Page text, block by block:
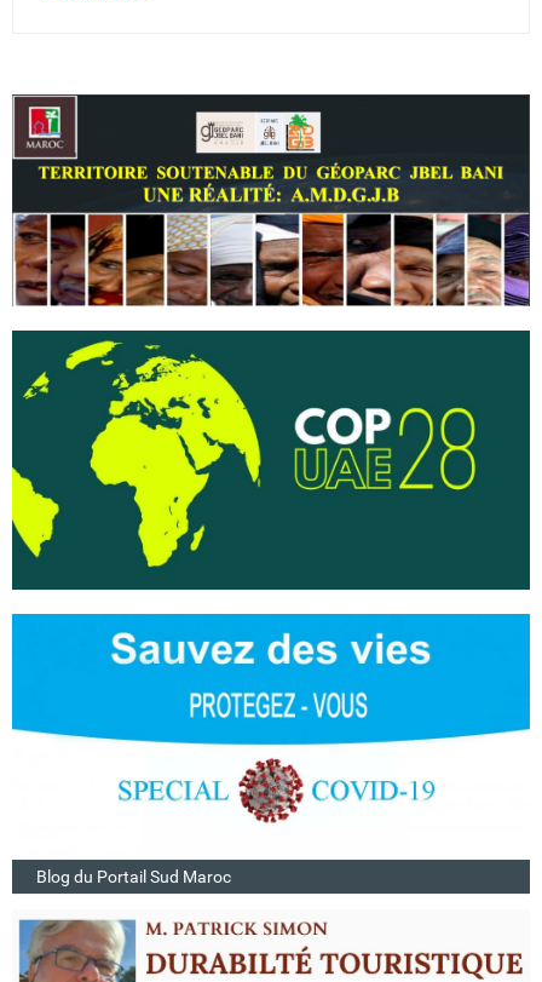
Blog du Portail Sud Maroc